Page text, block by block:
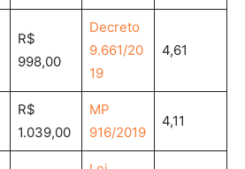
R$
998,00
Decreto
9.661/20
19
4,61
R$
1.039,00
MP
916/2019
4,11